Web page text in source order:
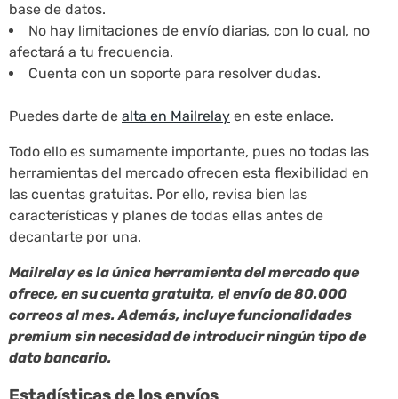
base de datos.
No hay limitaciones de envío diarias, con lo cual, no
afectará a tu frecuencia.
Cuenta con un soporte para resolver dudas.
Puedes darte de alta en Mailrelay en este enlace.
Todo ello es sumamente importante, pues no todas las
herramientas del mercado ofrecen esta flexibilidad en
las cuentas gratuitas. Por ello, revisa bien las
características y planes de todas ellas antes de
decantarte por una.
Mailrelay es la única herramienta del mercado que
ofrece, en su cuenta gratuita, el envío de 80.000
correos al mes. Además, incluye funcionalidades
premium sin necesidad de introducir ningún tipo de
dato bancario.